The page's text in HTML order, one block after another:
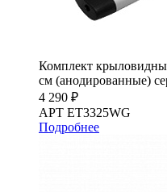
Комплект
см (анодированные)
4 290 ₽
АРТ ET3325WG
Подробнее